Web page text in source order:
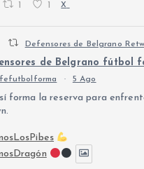
X
Defensores de Belgrano
de Belgrano fútbol
· 5 Ago
forma la reserva para